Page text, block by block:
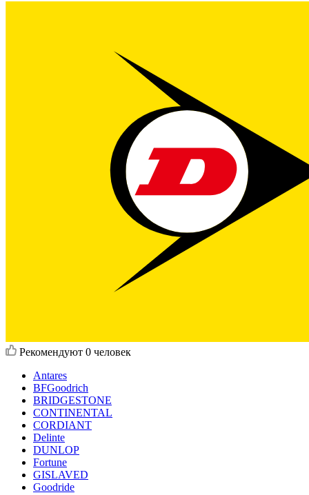
Рекомендуют 0 человек
Antares
BFGoodrich
BRIDGESTONE
CONTINENTAL
CORDIANT
Delinte
DUNLOP
Fortune
GISLAVED
Goodride